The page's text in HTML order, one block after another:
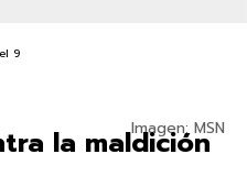
Imagen: MSN
la maldición